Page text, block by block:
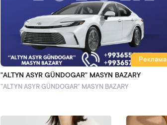
Реклама
"ALTYN ASYR GÜNDOGAR" MASYN BAZARY
"ALTYN ASYR GÜNDOGAR" MASYN BAZARY